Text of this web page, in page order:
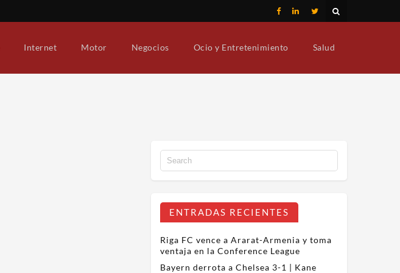
Internet Motor Negocios Ocio y Entretenimiento Salud
ENTRADAS RECIENTES
Riga FC vence a Ararat-Armenia y toma
ventaja en la Conference League
Bayern derrota a Chelsea 3-1 | Kane